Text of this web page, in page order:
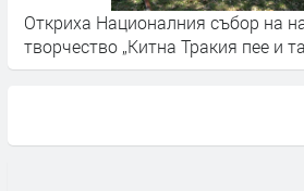
Откриха Националния събор на
творчество „Китна Тракия пее и